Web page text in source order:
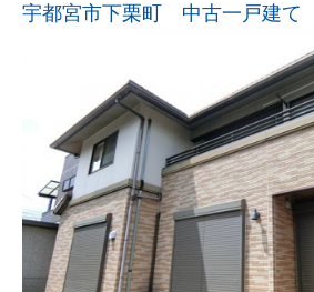
宇都宮市下栗町 中古一戸建て